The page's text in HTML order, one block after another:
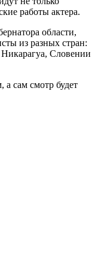
работы актера.
области,
из разных стран:
Словении
а сам смотр будет